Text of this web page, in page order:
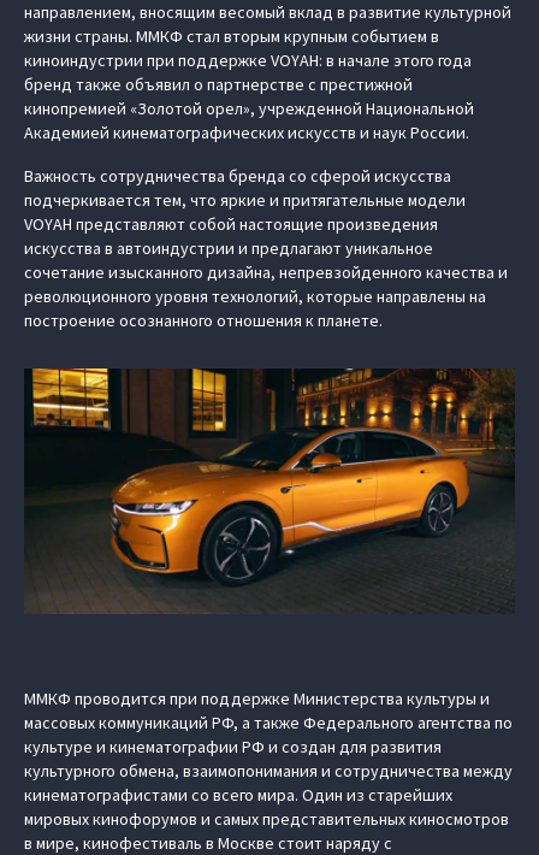
направлением, вносящим весомый вклад в развитие культурной
жизни страны. ММКФ стал вторым крупным событием в
киноиндустрии при поддержке VOYAH: в начале этого года
бренд также объявил о партнерстве с престижной
кинопремией «Золотой орел», учрежденной Национальной
Академией кинематографических искусств и наук России.
Важность сотрудничества бренда со сферой искусства
подчеркивается тем, что яркие и притягательные модели
VOYAH представляют собой настоящие произведения
искусства в автоиндустрии и предлагают уникальное
сочетание изысканного дизайна, непревзойденного качества и
революционного уровня технологий, которые направлены на
построение осознанного отношения к планете.
ММКФ проводится при поддержке Министерства культуры и
массовых коммуникаций РФ, а также Федерального агентства по
культуре и кинематографии РФ и создан для развития
культурного обмена, взаимопонимания и сотрудничества между
кинематографистами со всего мира. Один из старейших
мировых кинофорумов и самых представительных киносмотров
в мире, кинофестиваль в Москве стоит наряду с